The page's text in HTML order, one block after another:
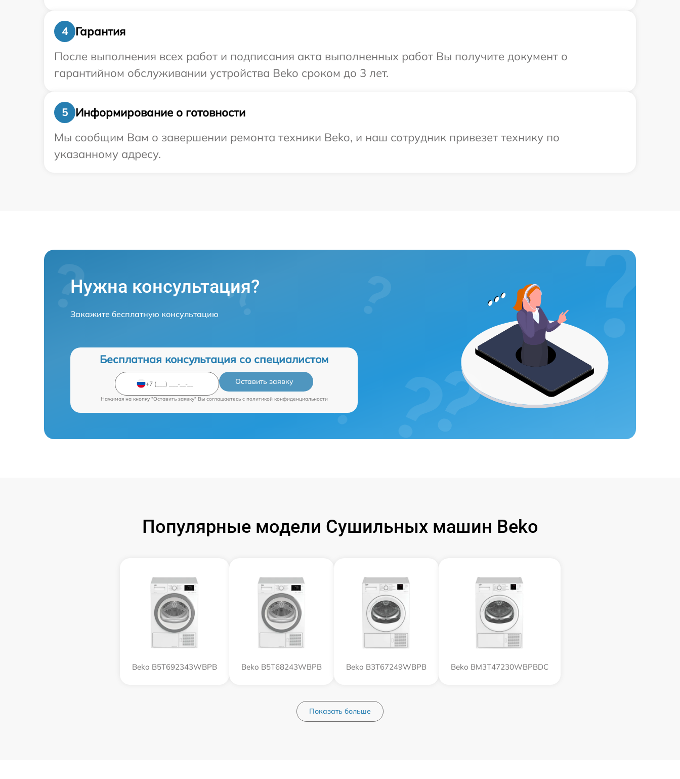
4
Гарантия
После выполнения всех работ и подписания акта выполненных работ Вы получите документ о
гарантийном обслуживании устройства Beko сроком до 3 лет.
5
Информирование о готовности
Мы сообщим Вам о завершении ремонта техники Beko, и наш сотрудник привезет технику по
указанному адресу.
Нужна консультация?
Закажите бесплатную консультацию
Бесплатная консультация со специалистом
Оставить заявку
Нажимая на кнопку "Оставить заявку" Вы соглашаетесь c политикой конфиденциальности
Популярные модели Сушильных машин Beko
Beko B5T692343WBPB Beko B5T68243WBPB Beko B3T67249WBPB Beko BM3T47230WBPBDC
Показать больше